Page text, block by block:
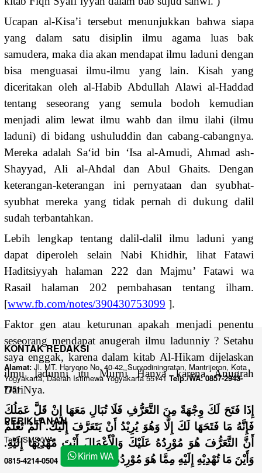
Ucapan al-Kisa’i tersebut menunjukkan bahwa siapa
yang dalam satu disiplin ilmu agama luas bak
samudera, maka dia akan mendapat ilmu laduni dengan
bisa menguasai ilmu-ilmu yang lain. Kisah yang
diceritakan oleh al-Habib Abdullah Alawi al-Haddad
tentang seseorang yang semula bodoh kemudian
menjadi alim lewat ilmu wahb dan ilmu ilahi (ilmu
laduni) di bidang ushuluddin dan cabang-cabangnya.
Mereka adalah Sa‘id bin ‘Isa al-Amudi, Ahmad ash-
Shayyad, Ali al-Ahdal dan Abul Ghaits. Dengan
keterangan-keterangan ini pernyataan dan syubhat-
syubhat mereka yang tidak pernah di dukung dalil
sudah terbantahkan.
Lebih lengkap tentang dalil-dalil ilmu laduni yang
dapat diperoleh selain Nabi Khidhir, lihat Fatawi
Haditsiyyah halaman 222 dan Majmu’ Fatawi wa
Rasail halaman 202 pembahasan tentang ilham.
[www.fb.com/notes/390430753099 ].
Faktor gen atau keturunan apakah menjadi penentu
seseorang mendapat anugerah ilmu ladunniy ? Setahu
saya enggak, karena dalam kitab Al-Hikam dijelaskan
ilmu ladunni itu Murni Hanya karena Anugrah
DariNya.
إِذَا فَتَحَ لَكَ وِجْهَةً مِنَ التَّعَرُّفِ فَلَا تُبَالِ مَعَهَا إِنْ قَلَّ عَمَلُكَ
فَإِنَّهُ مَا فَتَحَهَا لَكَ إِلَّا وَهُوَ يُرِيْدُ أَنْ يَتَعَرَّفَ إِلَيْكَ. أَلَمْ تَعْلَمْ
أَنَّ التَّعَرُّفَ هُوَ مُوْرِدُهُ عَلَيْكَ وَالْأَعْمَالَ أَنْتَ مُهْدِيْهَا إِلَيْهِ.
وَأَيْنَ مَا تُهْدِيْهِ إِلَيْهِ مِمَّا هُوَ مُوْرِدُهُ عَلَيْكَ.
KONTAK REDAKSI
Alamat: Jl. MT. Haryono No. 40-42, Suryodiningratan, Mantrijeron, Kota
Yogyakarta, Daerah Istimewa Yogyakarta 55141 Telp./WA: 0857-2943-
7751
PERIKLANAN
Telp./SMS/WA:
0815-4214-0504